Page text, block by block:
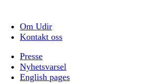
Om Udir
Kontakt oss
Presse
Nyhetsvarsel
English pages